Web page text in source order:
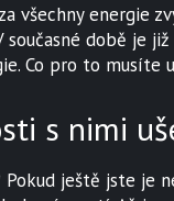
všechny energie
současné době je
Co pro to musíte
s nimi
ještě jste je